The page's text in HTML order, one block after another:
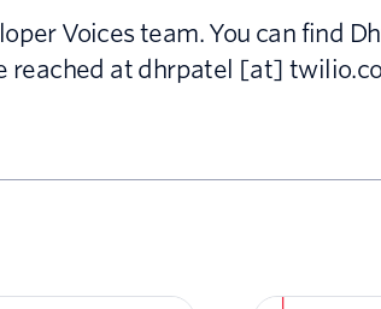
Voices team. You can find
reached at dhrpatel [at]